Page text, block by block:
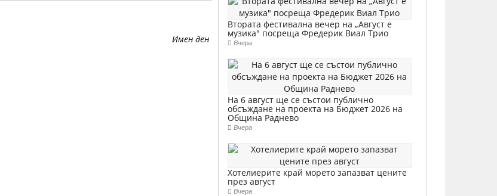
Имен ден
Втората фестивална вечер на „Август е
музика" посреща Фредерик Виал Трио
Вчера
На 6 август ще се състои публично
обсъждане на проекта на Бюджет 2026 на
Община Раднево
Вчера
Хотелиерите край морето запазват цените
през август
Вчера